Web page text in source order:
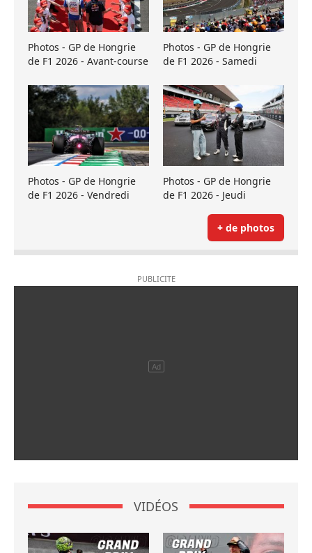
Photos - GP de Hongrie
de F1 2026 - Avant-course
Photos - GP de Hongrie
de F1 2026 - Samedi
Photos - GP de Hongrie
de F1 2026 - Vendredi
Photos - GP de Hongrie
de F1 2026 - Jeudi
+ de photos
VIDÉOS